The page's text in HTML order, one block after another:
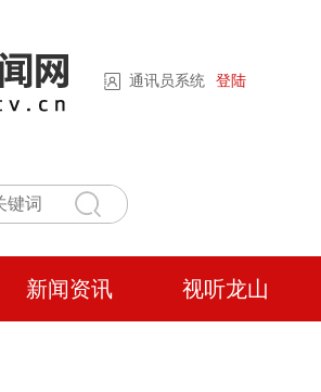
通讯员系统 登陆
新闻资讯 视听龙山